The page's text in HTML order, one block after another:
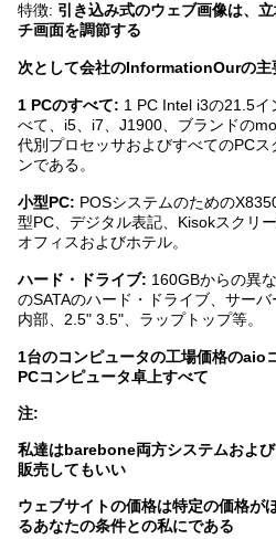
特徴: 引き込み式のウェブ画像は、
チ画面を調節する
次として会社のInformationOurの主
1 PCのすべて: 1 PC Intel i3の21.5
べて、i5、i7、J1900、ブランドの
代別プロセッサおよびすべてのPC
ンである。
小型PC: POSシステムのための
型PC、デジタル表記、Kisokスクリ
オフィスおよびホテル。
ハード・ドライブ: 160GBからの異
のSATAのハード・ドライブ、サー
内部、2.5" 3.5"、ラップトップ等。
1台のコンピュータの工場価格のaio
PCコンピュータ卓上すべて
注:
私達はbarebone両方システムおよ
販売してもいい
ウェブサイトの価格は特定の価格が
るあなたの条件との私にである